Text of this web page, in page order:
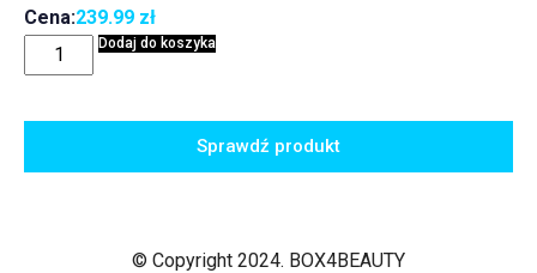
Cena:239.99 zł
Dodaj do koszyka
Sprawdź produkt
© Copyright 2024. BOX4BEAUTY